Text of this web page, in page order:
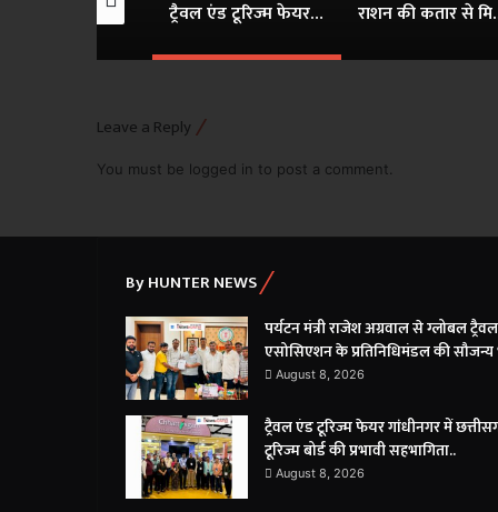
ट्रैवल एंड टूरिज्म फेयर गांधीनगर में छत्तीसगढ़ टूरिज्म बोर्ड की प्रभावी सहभागिता.. राशन की कतार से मिलेगी
Leave a Reply
You must be logged in to post a comment.
By HUNTER NEWS
पर्यटन मंत्री राजेश अग्रवाल से ग्लोबल ट्रैवल
एसोसिएशन के प्रतिनिधिमंडल की
August 8, 2026
ट्रैवल एंड टूरिज्म फेयर गांधीनगर में
टूरिज्म बोर्ड की प्रभावी सहभागिता..
August 8, 2026